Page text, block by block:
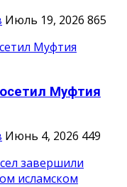
Июль 19, 2026 865
Муфтия
Июнь 4, 2026 449